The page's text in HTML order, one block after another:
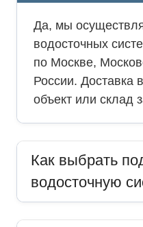
Да, мы
водосточных
по Москве,
России. Доставка
объект или склад
Как выбрать
водосточную